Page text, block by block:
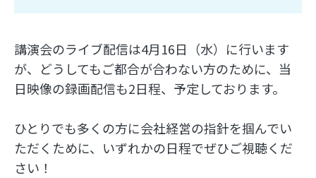
講演会のライブ配信は4月16日（水）に行います
が、どうしてもご都合が合わない方のために、当
日映像の録画配信も2日程、予定しております。
ひとりでも多くの方に会社経営の指針を掴んでい
ただくために、いずれかの日程でぜひご視聴くだ
さい！